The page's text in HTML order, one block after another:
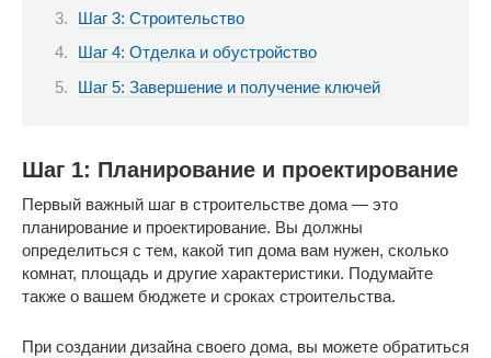
Шаг 3: Строительство
Шаг 4: Отделка и обустройство
Шаг 5: Завершение и получение ключей
Шаг 1: Планирование и проектирование
Первый важный шаг в строительстве дома — это
планирование и проектирование. Вы должны
определиться с тем, какой тип дома вам нужен, сколько
комнат, площадь и другие характеристики. Подумайте
также о вашем бюджете и сроках строительства.
При создании дизайна своего дома, вы можете обратиться